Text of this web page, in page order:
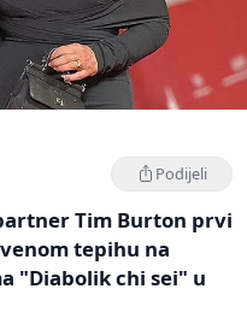
Podijeli
Tim Burton prvi
tepihu na
"Diabolik chi sei" u